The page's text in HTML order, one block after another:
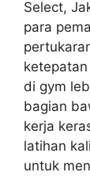
Select,
para
di gym
bagian
kerja
latihan
untuk